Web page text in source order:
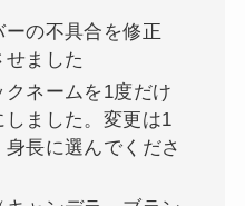
の不具合を修正
せました
クネームを1度だけ
ました。変更は1
長に選んでくださ